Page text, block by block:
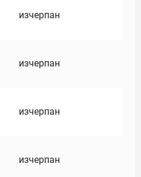
изчерпан
изчерпан
изчерпан
изчерпан